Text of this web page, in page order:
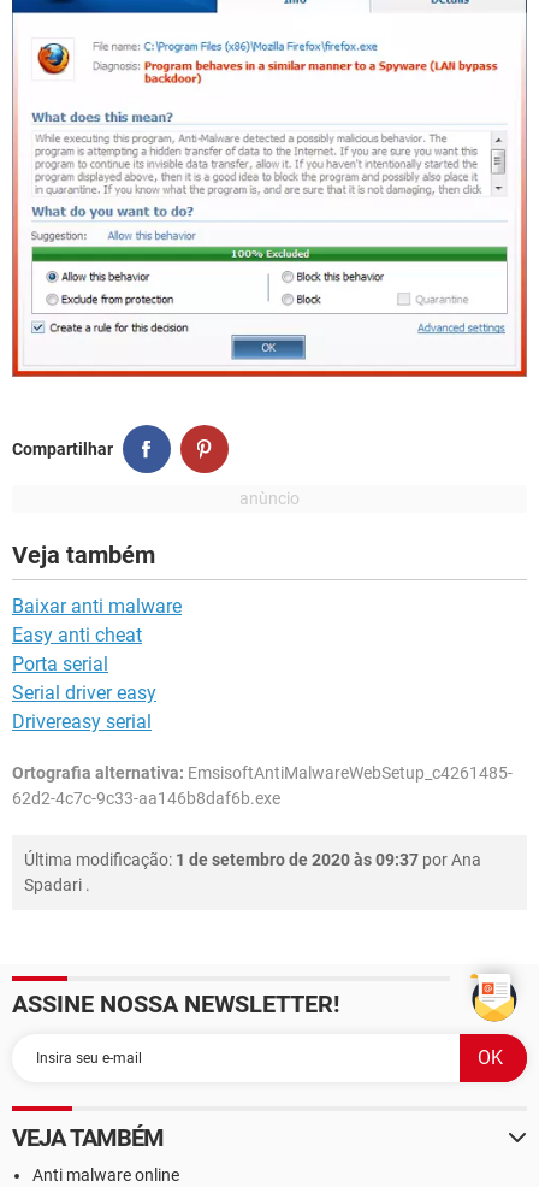
Compartilhar
Veja também
Baixar anti malware
Easy anti cheat
Porta serial
Serial driver easy
Drivereasy serial
Ortografia alternativa: EmsisoftAntiMalwareWebSetup_c4261485-
62d2-4c7c-9c33-aa146b8daf6b.exe
Última modificação: 1 de setembro de 2020 às 09:37 porAna
Spadari .
ASSINE NOSSA NEWSLETTER!
VEJA TAMBÉM
Anti malware online